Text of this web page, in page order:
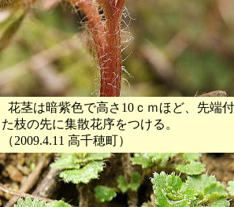
茎は暗紫色で高さ10ｃｍほど、先端
枝の先に集散花序をつける。
2009.4.11 高千穂町）